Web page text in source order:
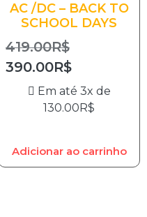
AC /DC – BACK TO
SCHOOL DAYS
419.00R$
390.00R$
Em até 3x de
130.00 R$
Adicionar ao carrinho